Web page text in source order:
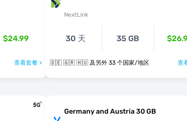
$24.99
查看套餐 >
NextLink
30 天 35 GB
🇩🇪 🇬🇷 🇭🇺 及另外 33 个国家/地区 查
Germany and Austria 30 GB